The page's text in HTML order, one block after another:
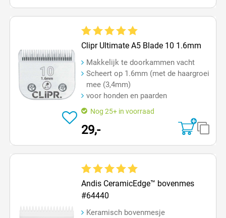
Gemiddelde waardering van 5 van 5 sterren
Clipr Ultimate A5 Blade 10 1.6mm
Makkelijk te doorkammen vacht
Scheert op 1.6mm (met de haargroei
mee (3,4mm)
voor honden en paarden
Nog 25+ in voorraad
29,-
Andis CeramicEdge™ bovenmes
#64440
Keramisch bovenmesje